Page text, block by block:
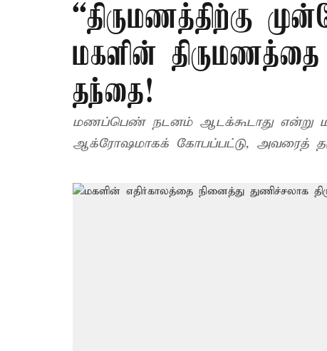
“திருமணத்திற்கு
மகளின் திருமணத்தை
தந்தை!
மணப்பெண் நடனம் ஆடக்கூடாது என்று
ஆக்ரோஷமாகக் கோபப்பட்டு, அவரைத்